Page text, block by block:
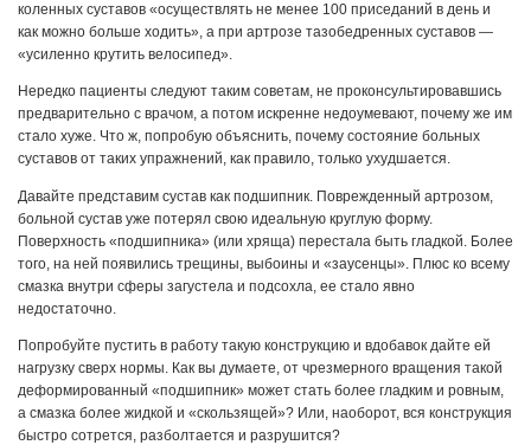
коленных суставов «осуществлять не менее 100 приседаний в день и
как можно больше ходить», а при артрозе тазобедренных суставов —
«усиленно крутить велосипед».
Нередко пациенты следуют таким советам, не проконсультировавшись
предварительно с врачом, а потом искренне недоумевают, почему же им
стало хуже. Что ж, попробую объяснить, почему состояние больных
суставов от таких упражнений, как правило, только ухудшается.
Давайте представим сустав как подшипник. Поврежденный артрозом,
больной сустав уже потерял свою идеальную круглую форму.
Поверхность «подшипника» (или хряща) перестала быть гладкой. Более
того, на ней появились трещины, выбоины и «заусенцы». Плюс ко всему
смазка внутри сферы загустела и подсохла, ее стало явно
недостаточно.
Попробуйте пустить в работу такую конструкцию и вдобавок дайте ей
нагрузку сверх нормы. Как вы думаете, от чрезмерного вращения такой
деформированный «подшипник» может стать более гладким и ровным,
а смазка более жидкой и «скользящей»? Или, наоборот, вся конструкция
быстро сотрется, разболтается и разрушится?